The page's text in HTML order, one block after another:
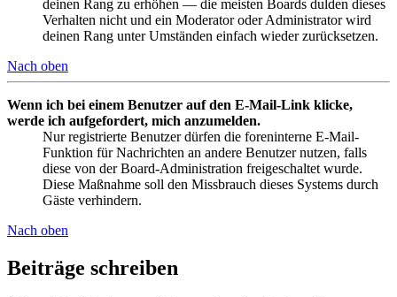
deinen Rang zu erhöhen — die meisten Boards dulden dieses
Verhalten nicht und ein Moderator oder Administrator wird
deinen Rang unter Umständen einfach wieder zurücksetzen.
Nach oben
Wenn ich bei einem Benutzer auf den E-Mail-Link klicke,
werde ich aufgefordert, mich anzumelden.
Nur registrierte Benutzer dürfen die foreninterne E-Mail-
Funktion für Nachrichten an andere Benutzer nutzen, falls
diese von der Board-Administration freigeschaltet wurde.
Diese Maßnahme soll den Missbrauch dieses Systems durch
Gäste verhindern.
Nach oben
Beiträge schreiben